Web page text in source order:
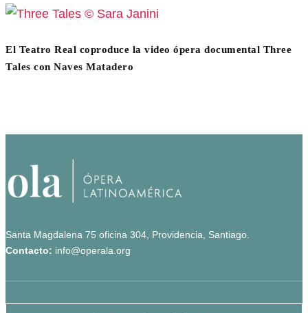
El Teatro Real coproduce la video ópera documental Three
Tales con Naves Matadero
Santa Magdalena 75 oficina 304, Providencia, Santiago.
Contacto: info@operala.org